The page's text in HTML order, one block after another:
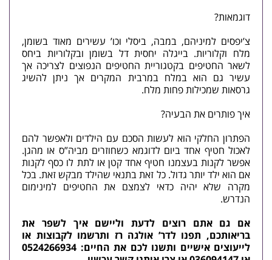
דוגמאות?
צ’יפסים למיניהם, במבה, ביסלי וכו’ עשירים מאוד בשומן,
מלח וקלוריות. בייגלה יחסית דל בשומן ובקלוריות ביחס
לשאר החטיפים בקטגוריית החטיפים הנפוצים לצריכה אך
עשיר גם הוא במלח במרבית המקרים אך ניתן להשיג
גרסאות שמכילות פחות מלח.
איך פותרים את הבעיה?
הפתרון החלקי הוא לעשות הסכם עם הילדים ולאפשר להם
לאכול חטיף אחד ביום לדוגמא כשחוזרים מביה”ס או מהגן.
אפשר לקנות בעצמנו חטיף אחד קטן או לתת לו כסף לקנות
אם הוא ילד יותר גדול. כל זאת בתנאי שהילד מבקש זאת. בכל
מקרה שלא יהיה כדאי לצמצם את החטיפים למינימום
הנדרש.
אם גם אתם רוצים לדעת וליישם איך לשפר את
בריאותכם, תפנו לדר’ אולגה רז ותרשמו לקבוצות או
לייעוצים אישיים ותשנו לכם את החיים: 0524266934